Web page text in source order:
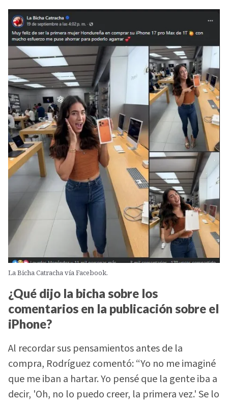
La Bicha Catracha vía Facebook.
¿Qué dijo la bicha sobre los
comentarios en la publicación sobre el
iPhone?
Al recordar sus pensamientos antes de la
compra, Rodríguez comentó: “Yo no me imaginé
que me iban a hartar. Yo pensé que la gente iba a
decir, 'Oh, no lo puedo creer, la primera vez.' Se lo